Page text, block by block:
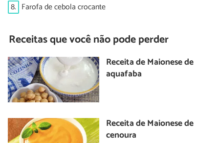
8. Farofa de cebola crocante
Receitas que você não pode perder
Receita de Maionese de
aquafaba
Receita de Maionese de
cenoura